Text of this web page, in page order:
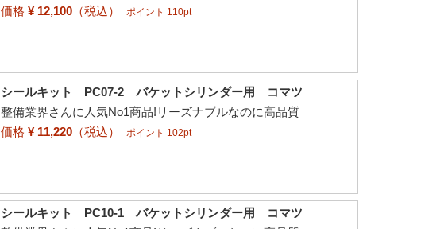
価格 ¥ 12,100 （税込） ポイント 110pt
シールキット PC07-2 バケットシリンダー用 コマツ
整備業界さんに人気No1商品!リーズナブルなのに高品質
価格 ¥ 11,220 （税込） ポイント 102pt
シールキット PC10-1 バケットシリンダー用 コマツ